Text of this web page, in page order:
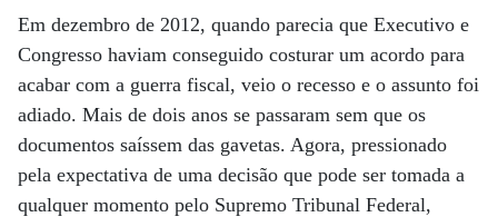
Em dezembro de 2012, quando parecia que Executivo e
Congresso haviam conseguido costurar um acordo para
acabar com a guerra fiscal, veio o recesso e o assunto foi
adiado. Mais de dois anos se passaram sem que os
documentos saíssem das gavetas. Agora, pressionado
pela expectativa de uma decisão que pode ser tomada a
qualquer momento pelo Supremo Tribunal Federal,